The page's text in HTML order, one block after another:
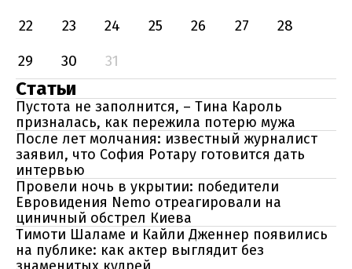
22
23 24 25 26 27
28
29
30 31
Статьи
Пустота не заполнится, – Тина Кароль
призналась, как пережила потерю мужа
После лет молчания: известный журналист
заявил, что София Ротару готовится дать
интервью
Провели ночь в укрытии: победители
Евровидения Nemo отреагировали на
циничный обстрел Киева
Тимоти Шаламе и Кайли Дженнер появились
на публике: как актер выглядит без